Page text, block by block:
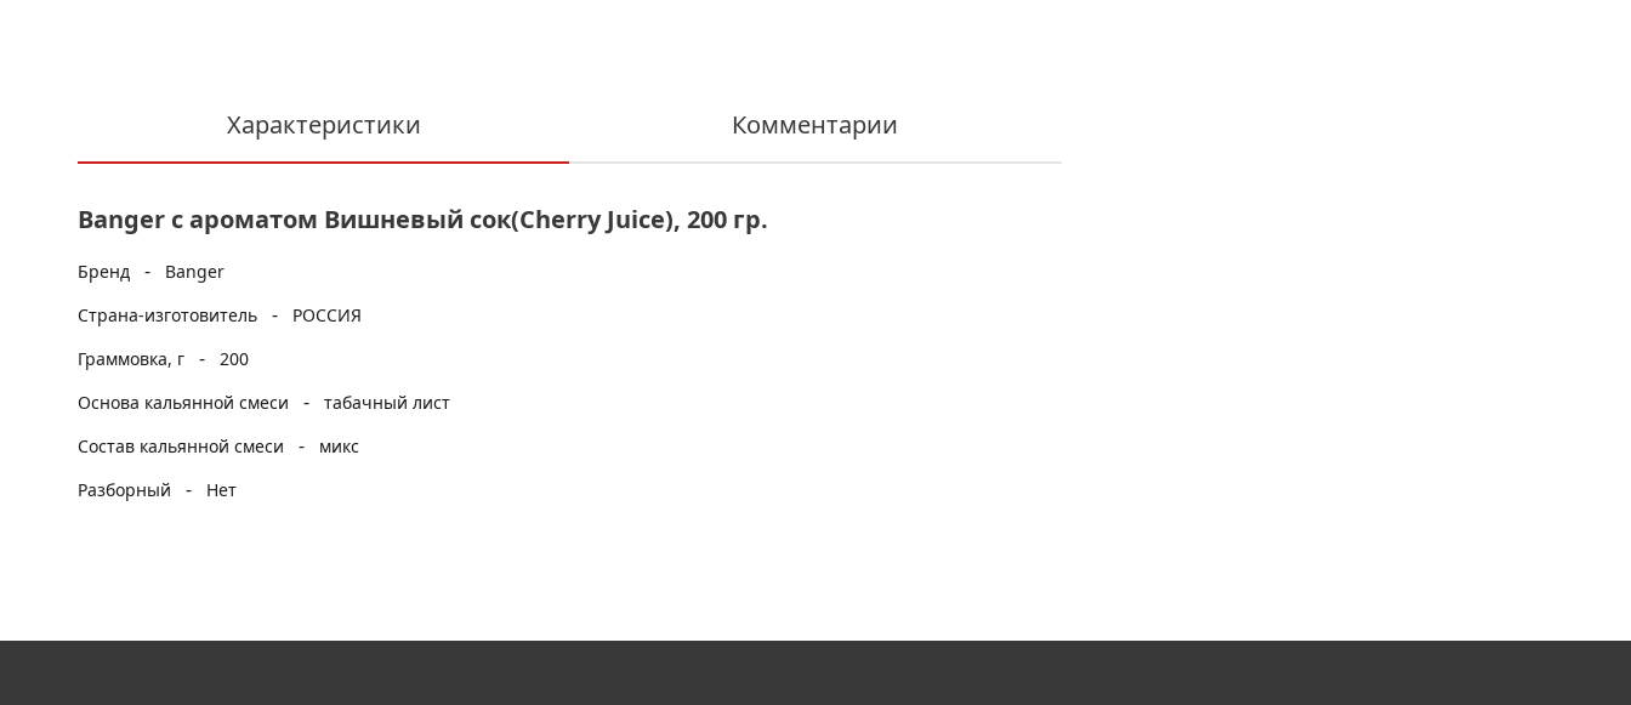
Характеристики Комментарии
Banger с ароматом Вишневый сок(Cherry Juice), 200 гр.
Бренд -
Banger
Страна-изготовитель
-
РОССИЯ
Граммовка, г
- 200
Основа кальянной смеси
- табачный лист
Состав кальянной смеси
-
микс
Разборный
- Нет